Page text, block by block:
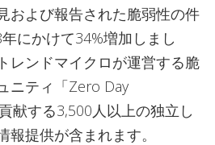
および報告された脆弱性の件
にかけて34%増加しまし
レンドマイクロが運営する脆
ニティ「Zero Day
献する3,500人以上の独立し
提供が含まれます。